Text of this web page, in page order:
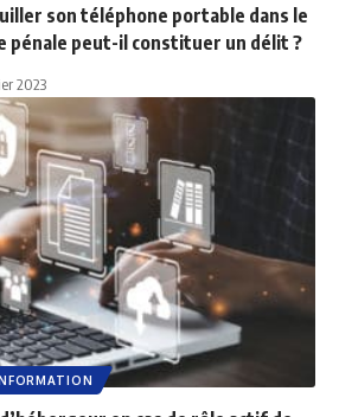
son téléphone portable dans le
pénale peut-il constituer un délit ?
2023